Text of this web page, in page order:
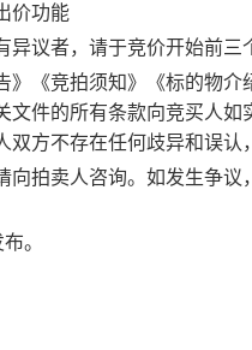
价功能
异议者，请于竞价开始前三
》《竞拍须知》《标的物
文件的所有条款向竞买人
双方不存在任何歧异和误
向拍卖人咨询。如发生争
。